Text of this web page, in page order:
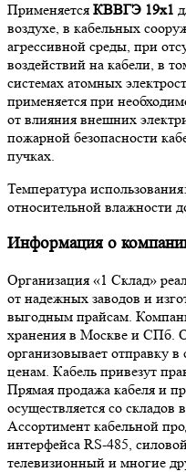
Применяется КВВГЭ 19х1
воздухе, в кабельных
агрессивной среды, при
воздействий на кабели, в
системах атомных
применяется при
от влияния внешних
пожарной безопасности
пучках.
Температура
относительной влажности
Информация о
Организация «1 Склад»
от надежных заводов и
выгодным прайсам.
хранения в Москве и СПб.
организовывает отправку
ценам. Кабель привезут
Прямая продажа кабеля и
осуществляется со
Ассортимент кабельной
интерфейса RS-485,
телевизионный и многие